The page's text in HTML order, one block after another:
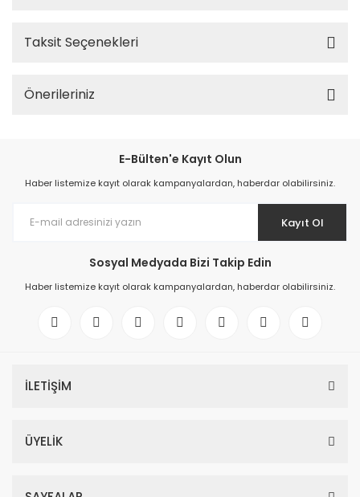
Taksit Seçenekleri
Önerileriniz
E-Bülten'e Kayıt Olun
Haber listemize kayıt olarak kampanyalardan, haberdar olabilirsiniz.
Kayıt Ol
Sosyal Medyada Bizi Takip Edin
Haber listemize kayıt olarak kampanyalardan, haberdar olabilirsiniz.
İLETİŞİM
ÜYELİK